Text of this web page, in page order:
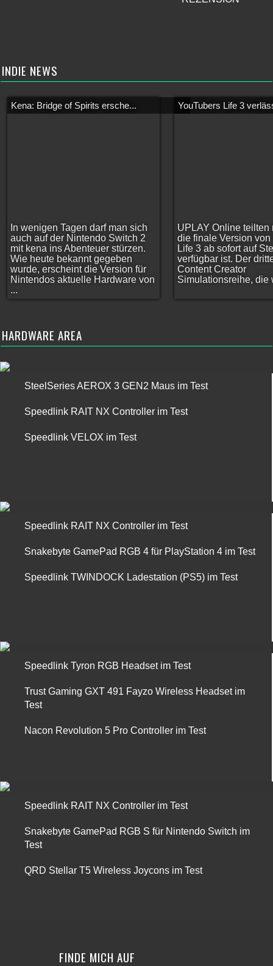
INDIE NEWS
Kena: Bridge of Spirits ersche...
In wenigen Tagen darf man sich
auch auf der Nintendo Switch 2
mit kena ins Abenteuer stürzen.
Wie heute bekannt gegeben
wurde, erscheint die Version für
Nintendos aktuelle Hardware von
...
YouTubers Life 3
UPLAY Online teilten
die finale Version von
Life 3 ab sofort auf
verfügbar ist. Der
Content Creator
Simulationsreihe, die
HARDWARE AREA
SteelSeries AEROX 3 GEN2 Maus im Test
Speedlink RAIT NX Controller im Test
Speedlink VELOX im Test
Speedlink RAIT NX Controller im Test
Snakebyte GamePad RGB 4 für PlayStation 4 im Test
Speedlink TWINDOCK Ladestation (PS5) im Test
Speedlink Tyron RGB Headset im Test
Trust Gaming GXT 491 Fayzo Wireless Headset im
Test
Nacon Revolution 5 Pro Controller im Test
Speedlink RAIT NX Controller im Test
Snakebyte GamePad RGB S für Nintendo Switch im
Test
QRD Stellar T5 Wireless Joycons im Test
FINDE MICH AUF